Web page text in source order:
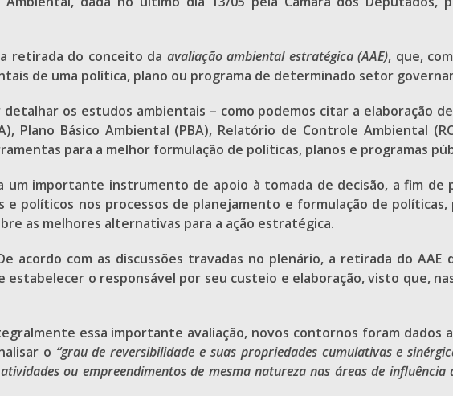
retirada do conceito da avaliação ambiental estratégica (AAE), que,
de uma política, plano ou programa de determinado setor
os estudos ambientais – como podemos citar a elaboração
Plano Básico Ambiental (PBA), Relatório de Controle Ambiental
para a melhor formulação de políticas, planos e programas
um importante instrumento de apoio à tomada de decisão, a fim
políticos nos processos de planejamento e formulação de
as melhores alternativas para a ação estratégica.
acordo com as discussões travadas no plenário, a retirada do
estabelecer o responsável por seu custeio e elaboração, visto que,
essa importante avaliação, novos contornos foram dados
o “grau de reversibilidade e suas propriedades cumulativas e
ou empreendimentos de mesma natureza nas áreas de